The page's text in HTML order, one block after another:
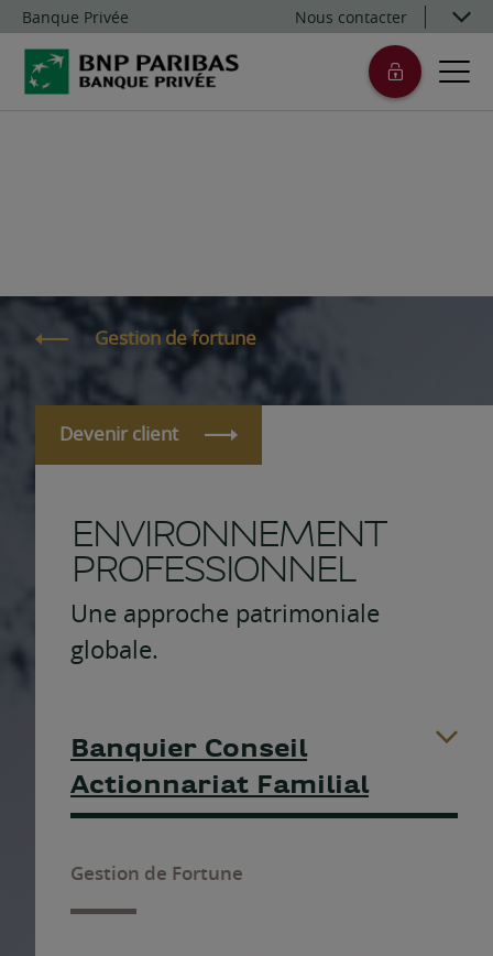
Banque Privée Nous contacter
Gestion de fortune
Devenir client
ENVIRONNEMENT
PROFESSIONNEL
Une approche patrimoniale
globale.
Banquier Conseil
Actionnariat Familial
Gestion de Fortune